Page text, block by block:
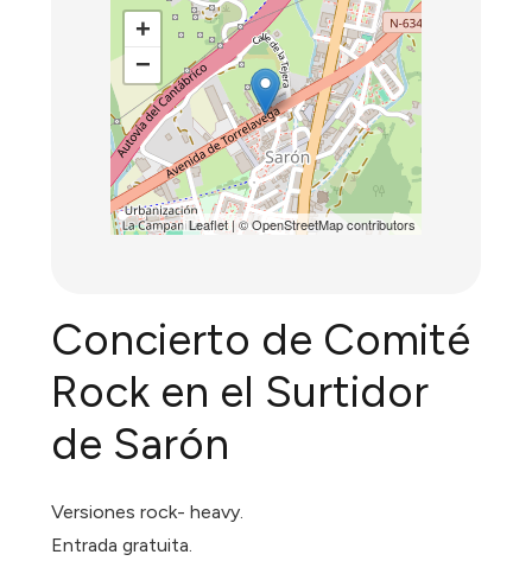
+
−
Leaflet| ©OpenStreetMapcontributors
Concierto de Comité
Rock en el Surtidor
de Sarón
Versiones rock- heavy.
Entrada gratuita.